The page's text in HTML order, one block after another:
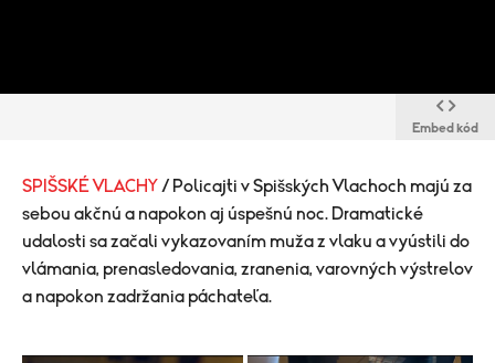
Embed kód
SPIŠSKÉ VLACHY / Policajti v Spišských Vlachoch majú za
sebou akčnú a napokon aj úspešnú noc. Dramatické
udalosti sa začali vykazovaním muža z vlaku a vyústili do
vlámania, prenasledovania, zranenia, varovných výstrelov
a napokon zadržania páchateľa.